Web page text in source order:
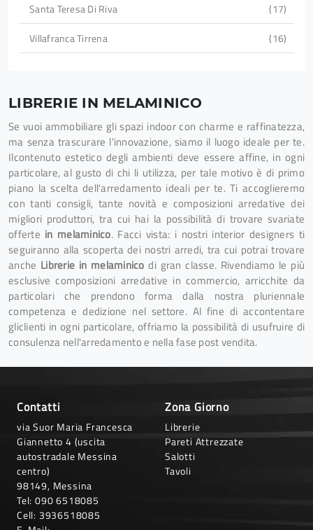
Santa Teresa Di Riva
17
Villafranca Tirrena
16
LIBRERIE IN MELAMINICO
Se vuoi ammobiliare gli spazi indoor con charme e raffinatezza,
ma senza trascurare l'innovazione, siamo il luogo ideale per te.
Ilcontenuto estetico degli ambienti deve essere affine, in ogni
particolare, al gusto di chi li utilizza, per tale motivo è di primo
piano la scelta dell'arredamento ideali per te. Ti accoglieremo
con tanti consigli, tante novità e composizioni arredative dei
migliori produttori, tra cui hai la possibilità di trovare svariate
offerte in melaminico. Facci vista: i nostri interior designers ti
seguiranno alla scoperta dei nostri arredi, tra cui potrai trovare
anche Librerie in melaminico di gran classe. Rivendiamo le più
esclusive composizioni arredative in commercio, arricchite da
particolari che prendono forma dalla nostra pluriennale
competenza e dedizione nel settore. Al fine di accontentare
gliclienti in ogni particolare, offriamo la possibilità di usufruire di
consulenza nell'arredamento e nella fase post vendita.
Contatti
via Suor Maria Francesca
Giannetto 4 (uscita
autostradale Messina
centro)
98149, Messina
Tel: 090 6518085
Cell: 3936518085
Zona Giorno
Librerie
Pareti Attrezzate
Salotti
Tavoli